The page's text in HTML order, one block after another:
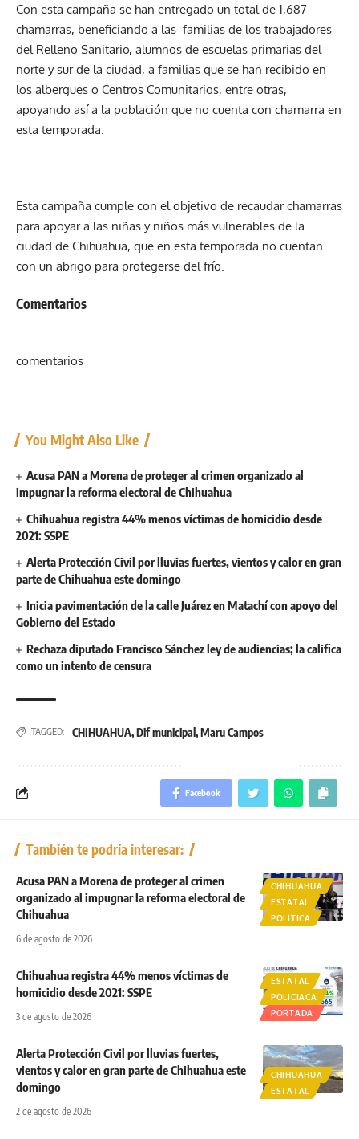
Con esta campaña se han entregado un total de 1,687
chamarras, beneficiando a las familias de los trabajadores
del Relleno Sanitario, alumnos de escuelas primarias del
norte y sur de la ciudad, a familias que se han recibido en
los albergues o Centros Comunitarios, entre otras,
apoyando así a la población que no cuenta con chamarra en
esta temporada.
Esta campaña cumple con el objetivo de recaudar chamarras
para apoyar a las niñas y niños más vulnerables de la
ciudad de Chihuahua, que en esta temporada no cuentan
con un abrigo para protegerse del frío.
Comentarios
comentarios
You Might Also Like
Acusa PAN a Morena de proteger al crimen organizado al
impugnar la reforma electoral de Chihuahua
Chihuahua registra 44% menos víctimas de homicidio desde
2021: SSPE
Alerta Protección Civil por lluvias fuertes, vientos y calor en gran
parte de Chihuahua este domingo
Inicia pavimentación de la calle Juárez en Matachí con apoyo del
Gobierno del Estado
Rechaza diputado Francisco Sánchez ley de audiencias; la califica
como un intento de censura
TAGGED: CHIHUAHUA,Dif municipal ,Maru Campos
Facebook
También te podría interesar:
CHIHUAHUA
ESTATAL
POLITICA
Acusa PAN a Morena de proteger al crimen
organizado al impugnar la reforma electoral de
Chihuahua
6 de agosto de 2026
ESTATAL
POLICIACA
PORTADA
Chihuahua registra 44% menos víctimas de
homicidio desde 2021: SSPE
3 de agosto de 2026
CHIHUAHUA
ESTATAL
Alerta Protección Civil por lluvias fuertes,
vientos y calor en gran parte de Chihuahua este
domingo
2 de agosto de 2026